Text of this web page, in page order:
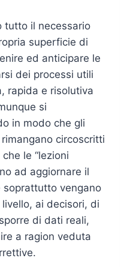
tutto il necessario
superficie di
ed anticipare le
dei processi utili
rapida e risolutiva
si
in modo che gli
circoscritti
le “lezioni
ad aggiornare il
soprattutto vengano
ai decisori, di
di dati reali,
a ragion veduta